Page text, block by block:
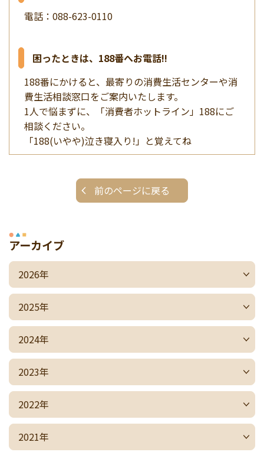
電話：088-623-0110
困ったときは、188番へお電話!!
188番にかけると、最寄りの消費生活センターや消
費生活相談窓口をご案内いたします。
1人で悩まずに、「消費者ホットライン」188にご
相談ください。
「188(いやや)泣き寝入り!」と覚えてね
前のページに戻る
アーカイブ
2026年
2025年
2024年
2023年
2022年
2021年